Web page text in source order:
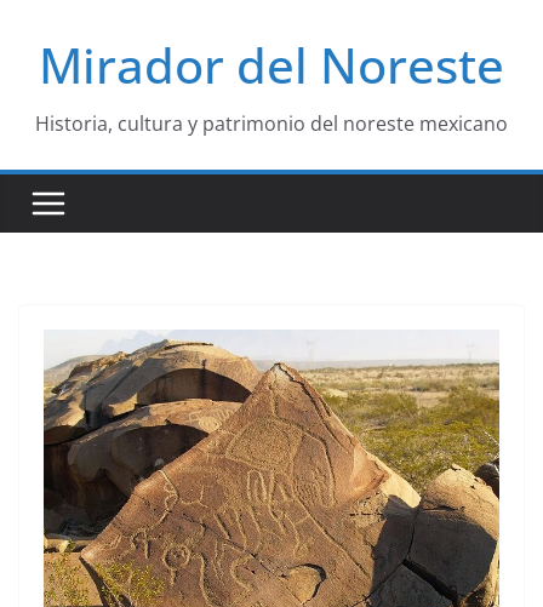
contenido
Mirador del Noreste
Historia, cultura y patrimonio del noreste mexicano